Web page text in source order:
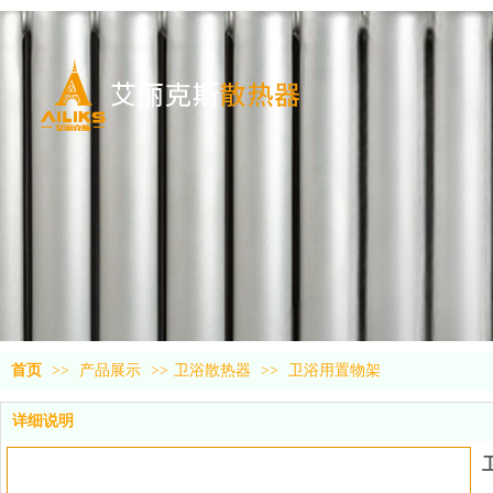
首页 >> 产品展示 >> 卫浴散热器 >> 卫浴用置物架
详细说明